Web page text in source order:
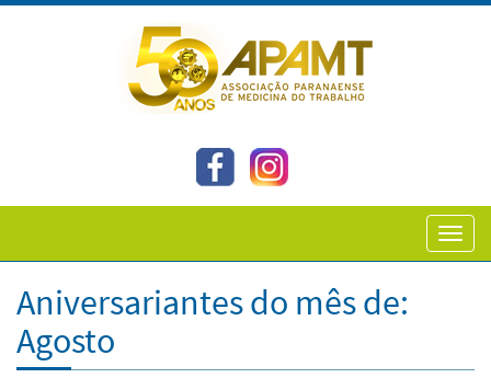
Aniversariantes do mês de:
Agosto